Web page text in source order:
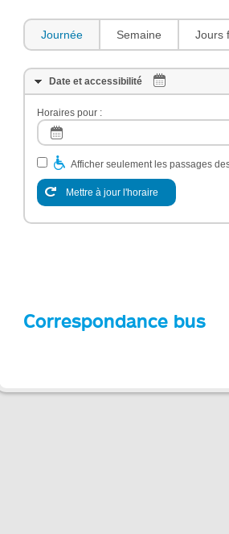
Journée Semaine Jours
Date et accessibilité
Horaires pour :
Afficher seulement les passages
Mettre à jour l'horaire
Correspondance bus